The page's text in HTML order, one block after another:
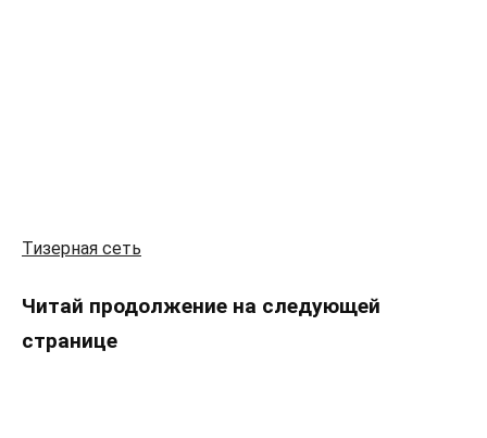
Тизерная сеть
Читай продолжение на следующей
странице